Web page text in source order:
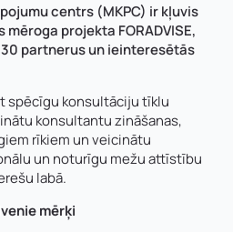
centrs (MKPC) ir kļuvis
projekta FORADVISE,
partnerus un ieinteresētās
spēcīgu konsultāciju tīklu
konsultantu zināšanas,
rīkiem un veicinātu
un noturīgu mežu attīstību
labā.
mērķi